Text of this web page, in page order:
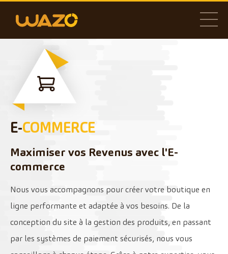
E-COMMERCE
Maximiser vos Revenus avec l'E-
commerce
Nous vous accompagnons pour créer votre boutique en
ligne performante et adaptée à vos besoins. De la
conception du site à la gestion des produits, en passant
par les systèmes de paiement sécurisés, nous vous